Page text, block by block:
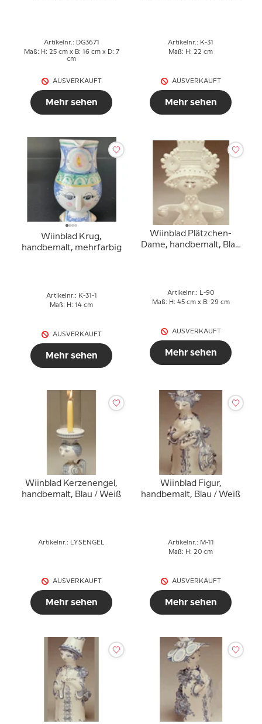
Artikelnr.: DG3671
Maß: H: 25 cm x B: 16 cm x D: 7
cm
AUSVERKAUFT
Mehr sehen
Artikelnr.: K-31
Maß: H: 22 cm
AUSVERKAUFT
Mehr sehen
Wiinblad Krug,
handbemalt, mehrfarbig
Artikelnr.: K-31-1
Maß: H: 14 cm
AUSVERKAUFT
Mehr sehen
Wiinblad Plätzchen-
Dame, handbemalt, Blau
Artikelnr.: L-90
Maß: H: 45 cm x B: 29 cm
AUSVERKAUFT
Mehr sehen
Wiinblad Kerzenengel,
handbemalt, Blau / Weiß
Artikelnr.: LYSENGEL
AUSVERKAUFT
Mehr sehen
Wiinblad Figur,
handbemalt, Blau / Weiß
Artikelnr.: M-11
Maß: H: 20 cm
AUSVERKAUFT
Mehr sehen